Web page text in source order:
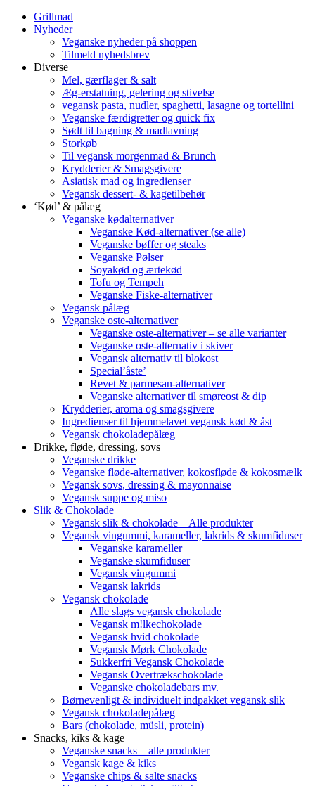
Grillmad
Nyheder
Veganske nyheder på shoppen
Tilmeld nyhedsbrev
Diverse
Mel, gærflager & salt
Æg-erstatning, gelering og stivelse
vegansk pasta, nudler, spaghetti, lasagne og tortellini
Veganske færdigretter og quick fix
Sødt til bagning & madlavning
Storkøb
Til vegansk morgenmad & Brunch
Krydderier & Smagsgivere
Asiatisk mad og ingredienser
Vegansk dessert- & kagetilbehør
‘Kød’ & pålæg
Veganske kødalternativer
Veganske Kød-alternativer (se alle)
Veganske bøffer og steaks
Veganske Pølser
Soyakød og ærtekød
Tofu og Tempeh
Veganske Fiske-alternativer
Vegansk pålæg
Veganske oste-alternativer
Veganske oste-alternativer – se alle varianter
Veganske oste-alternativ i skiver
Vegansk alternativ til blokost
Special’åste’
Revet & parmesan-alternativer
Veganske alternativer til smøreost & dip
Krydderier, aroma og smagsgivere
Ingredienser til hjemmelavet vegansk kød & åst
Vegansk chokoladepålæg
Drikke, fløde, dressing, sovs
Veganske drikke
Veganske fløde-alternativer, kokosfløde & kokosmælk
Vegansk sovs, dressing & mayonnaise
Vegansk suppe og miso
Slik & Chokolade
Vegansk slik & chokolade – Alle produkter
Vegansk vingummi, karameller, lakrids & skumfiduser
Veganske karameller
Veganske skumfiduser
Vegansk vingummi
Vegansk lakrids
Vegansk chokolade
Alle slags vegansk chokolade
Vegansk m!lkechokolade
Vegansk hvid chokolade
Vegansk Mørk Chokolade
Sukkerfri Vegansk Chokolade
Vegansk Overtrækschokolade
Veganske chokoladebars mv.
Børnevenligt & individuelt indpakket vegansk slik
Vegansk chokoladepålæg
Bars (chokolade, müsli, protein)
Snacks, kiks & kage
Veganske snacks – alle produkter
Vegansk kage & kiks
Veganske chips & salte snacks